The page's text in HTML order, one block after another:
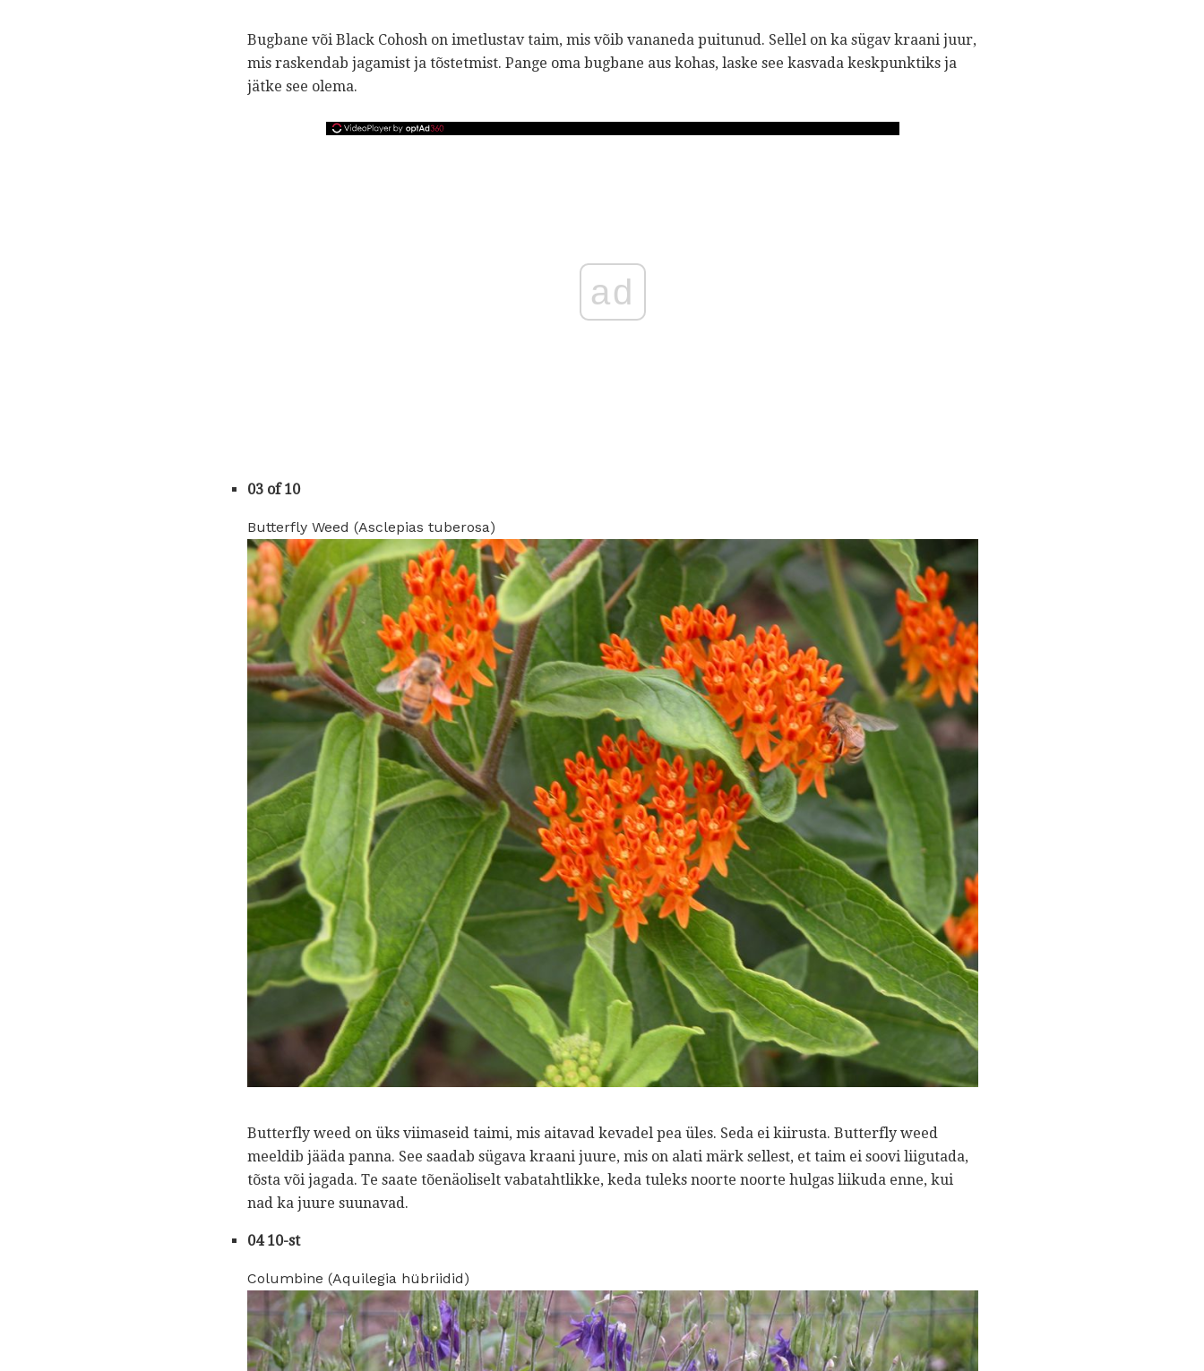
Bugbane või Black Cohosh on imetlustav taim, mis võib vananeda puitunud. Sellel on ka sügav kraani juur,
mis raskendab jagamist ja tõstetmist. Pange oma bugbane aus kohas, laske see kasvada keskpunktiks ja
jätke see olema.
ad
03 of 10
Butterfly Weed (Asclepias tuberosa)
Butterfly weed on üks viimaseid taimi, mis aitavad kevadel pea üles. Seda ei kiirusta. Butterfly weed
meeldib jääda panna. See saadab sügava kraani juure, mis on alati märk sellest, et taim ei soovi liigutada,
tõsta või jagada. Te saate tõenäoliselt vabatahtlikke, keda tuleks noorte noorte hulgas liikuda enne, kui
nad ka juure suunavad.
04 10-st
Columbine (Aquilegia hübriidid)